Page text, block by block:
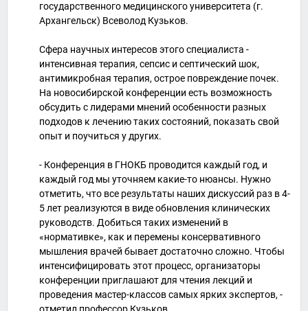
государственного медицинского университета (г.
Архангельск) Всеволод Кузьков.
Сфера научных интересов этого специалиста -
интенсивная терапия, сепсис и септический шок,
антимикробная терапия, острое повреждение почек.
На новосибирской конференции есть возможность
обсудить с лидерами мнений особенности разных
подходов к лечению таких состояний, показать свой
опыт и поучиться у других.
- Конференция в ГНОКБ проводится каждый год, и
каждый год мы уточняем какие-то нюансы. Нужно
отметить, что все результаты наших дискуссий раз в 4-
5 лет реализуются в виде обновления клинических
руководств. Добиться таких изменений в
«нормативке», как и перемены консервативного
мышления врачей бывает достаточно сложно. Чтобы
интенсифицировать этот процесс, организаторы
конференции приглашают для чтения лекций и
проведения мастер-классов самых ярких экспертов, -